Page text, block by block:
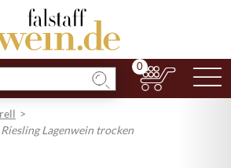
0
Lagenwein trocken